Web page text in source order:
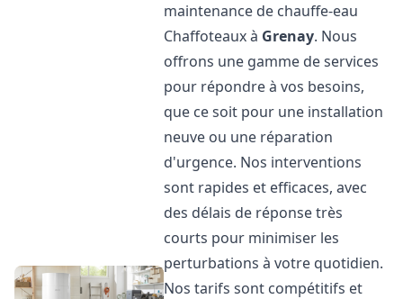
maintenance de chauffe-eau
Chaffoteaux à Grenay. Nous
offrons une gamme de services
pour répondre à vos besoins,
que ce soit pour une installation
neuve ou une réparation
d'urgence. Nos interventions
sont rapides et efficaces, avec
des délais de réponse très
courts pour minimiser les
perturbations à votre quotidien.
Nos tarifs sont compétitifs et